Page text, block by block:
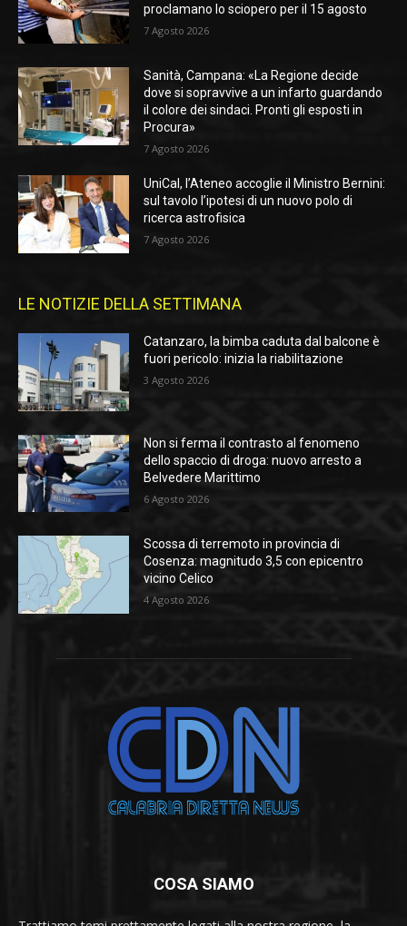
proclamano lo sciopero per il 15 agosto
7 Agosto 2026
Sanità, Campana: «La Regione decide
dove si sopravvive a un infarto guardando
il colore dei sindaci. Pronti gli esposti in
Procura»
7 Agosto 2026
UniCal, l’Ateneo accoglie il Ministro Bernini:
sul tavolo l’ipotesi di un nuovo polo di
ricerca astrofisica
7 Agosto 2026
LE NOTIZIE DELLA SETTIMANA
Catanzaro, la bimba caduta dal balcone è
fuori pericolo: inizia la riabilitazione
3 Agosto 2026
Non si ferma il contrasto al fenomeno
dello spaccio di droga: nuovo arresto a
Belvedere Marittimo
6 Agosto 2026
Scossa di terremoto in provincia di
Cosenza: magnitudo 3,5 con epicentro
vicino Celico
4 Agosto 2026
COSA SIAMO